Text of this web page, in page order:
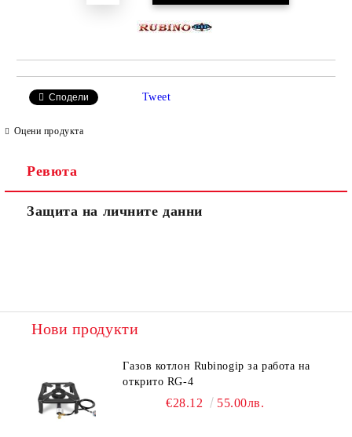
Сподели Tweet
Оцени продукта
Ревюта
Защита на личните данни
Нови продукти
Газов котлон Rubinogip за работа на
открито RG-4
€28.12 55.00лв.